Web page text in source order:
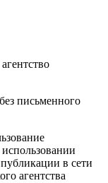
письменного
в сети
агентства